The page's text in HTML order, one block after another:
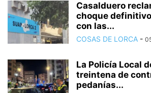
Casalduero
choque
con las...
COSAS DE LORCA -
La Policía Local
treintena de
pedanías...